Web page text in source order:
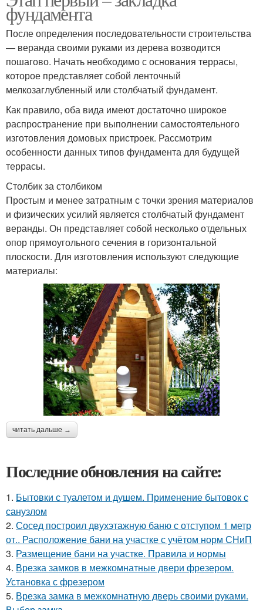
фундамента
После определения последовательности строительства
— веранда своими руками из дерева возводится
пошагово. Начать необходимо с основания террасы,
которое представляет собой ленточный
мелкозаглубленный или столбчатый фундамент.
Как правило, оба вида имеют достаточно широкое
распространение при выполнении самостоятельного
изготовления домовых пристроек. Рассмотрим
особенности данных типов фундамента для будущей
террасы.
Столбик за столбиком
Простым и менее затратным с точки зрения материалов
и физических усилий является столбчатый фундамент
веранды. Он представляет собой несколько отдельных
опор прямоугольного сечения в горизонтальной
плоскости. Для изготовления используют следующие
материалы:
читать дальше →
Последние обновления на сайте:
1. Бытовки с туалетом и душем. Применение бытовок с
санузлом
2. Сосед построил двухэтажную баню с отступом 1 метр
от.. Расположение бани на участке с учётом норм СНиП
3. Размещение бани на участке. Правила и нормы
4. Врезка замков в межкомнатные двери фрезером.
Установка с фрезером
5. Врезка замка в межкомнатную дверь своими руками.